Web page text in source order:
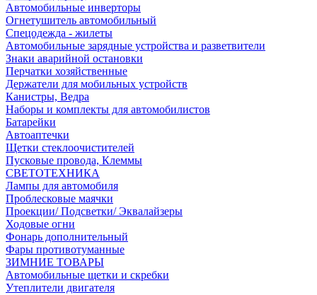
Автомобильные инверторы
Огнетушитель автомобильный
Спецодежда - жилеты
Автомобильные зарядные устройства и разветвители
Знаки аварийной остановки
Перчатки хозяйственные
Держатели для мобильных устройств
Канистры, Ведра
Наборы и комплекты для автомобилистов
Батарейки
Автоаптечки
Щетки стеклоочистителей
Пусковые провода, Клеммы
СВЕТОТЕХНИКА
Лампы для автомобиля
Проблесковые маячки
Проекции/ Подсветки/ Эквалайзеры
Ходовые огни
Фонарь дополнительный
Фары противотуманные
ЗИМНИЕ ТОВАРЫ
Автомобильные щетки и скребки
Утеплители двигателя